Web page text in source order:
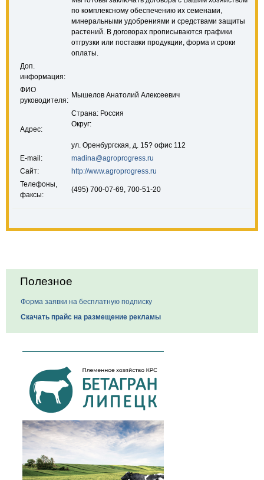
по комплексному обеспечению их семенами,
минеральными удобрениями и средствами защиты
растений. В договорах прописываются графики
отгрузки или поставки продукции, форма и сроки
оплаты.
Доп.
информация:
ФИО
руководителя:
Мышелов Анатолий Алексеевич
Адрес:
Страна: Россия
Округ:
ул. Оренбургская, д. 15? офис 112
E-mail:
madina@agroprogress.ru
Сайт:
http://www.agroprogress.ru
Телефоны,
факсы:
(495) 700-07-69, 700-51-20
Полезное
Форма заявки на бесплатную подписку
Скачать прайс на размещение рекламы